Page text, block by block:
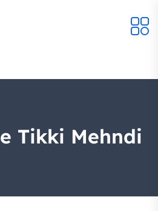
Tikki Mehndi